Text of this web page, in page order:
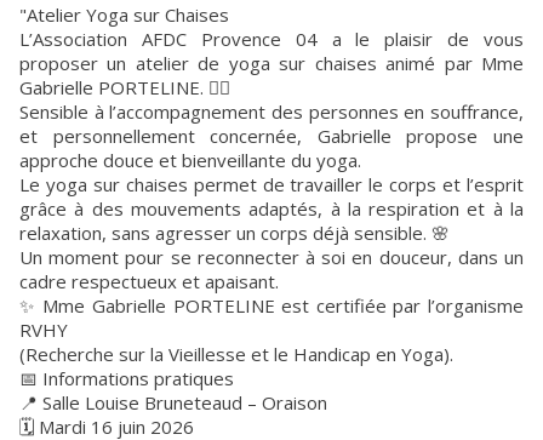
"Atelier Yoga sur Chaises
L’Association AFDC Provence 04 a le plaisir de vous
proposer un atelier de yoga sur chaises animé par Mme
Gabrielle PORTELINE. 🧘‍♀️
Sensible à l’accompagnement des personnes en souffrance,
et personnellement concernée, Gabrielle propose une
approche douce et bienveillante du yoga.
Le yoga sur chaises permet de travailler le corps et l’esprit
grâce à des mouvements adaptés, à la respiration et à la
relaxation, sans agresser un corps déjà sensible. 🌸
Un moment pour se reconnecter à soi en douceur, dans un
cadre respectueux et apaisant.
✨ Mme Gabrielle PORTELINE est certifiée par l’organisme
RVHY
(Recherche sur la Vieillesse et le Handicap en Yoga).
📅 Informations pratiques
📍 Salle Louise Bruneteaud – Oraison
🗓️ Mardi 16 juin 2026